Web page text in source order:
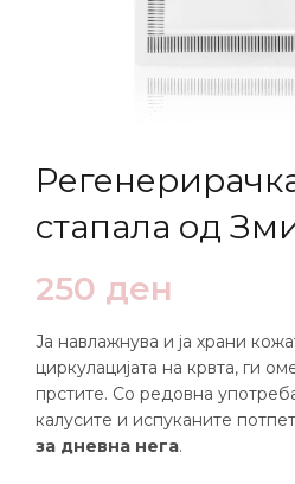
стапала од
250 ден
Ја навлажнува и ја храни
циркулацијата на крвта, ги
прстите. Со редовна
калусите и испуканите
за дневна нега.